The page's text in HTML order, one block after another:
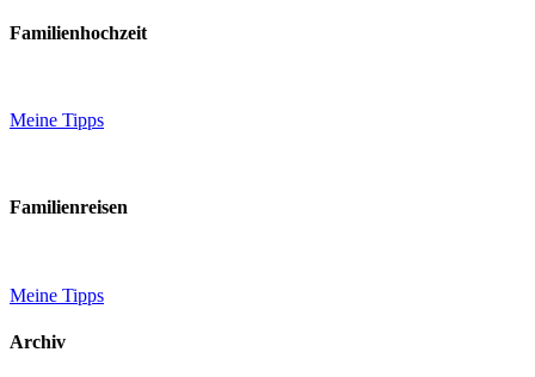
Familienhochzeit
Meine Tipps
Familienreisen
Meine Tipps
Archiv